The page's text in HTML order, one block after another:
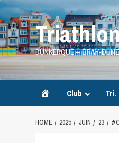
Skip
to
content
DUNKERQUE – BRAY-
Accueil
Club Tri.
HOME 2025 JUIN 23